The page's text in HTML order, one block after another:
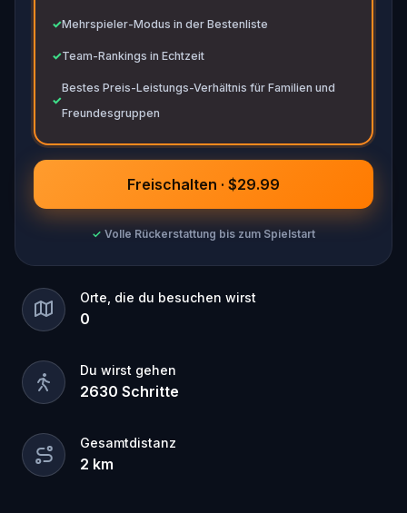
✓Mehrspieler-Modus in der Bestenliste
✓Team-Rankings in Echtzeit
✓
Bestes Preis-Leistungs-Verhältnis für Familien und
Freundesgruppen
Freischalten · $29.99
✓ Volle Rückerstattung bis zum Spielstart
Orte, die du besuchen wirst
0
Du wirst gehen
2630 Schritte
Gesamtdistanz
2 km